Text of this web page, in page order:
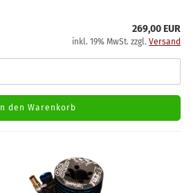
269,00 EUR
inkl. 19% MwSt. zzgl. Versand
In den Warenkorb